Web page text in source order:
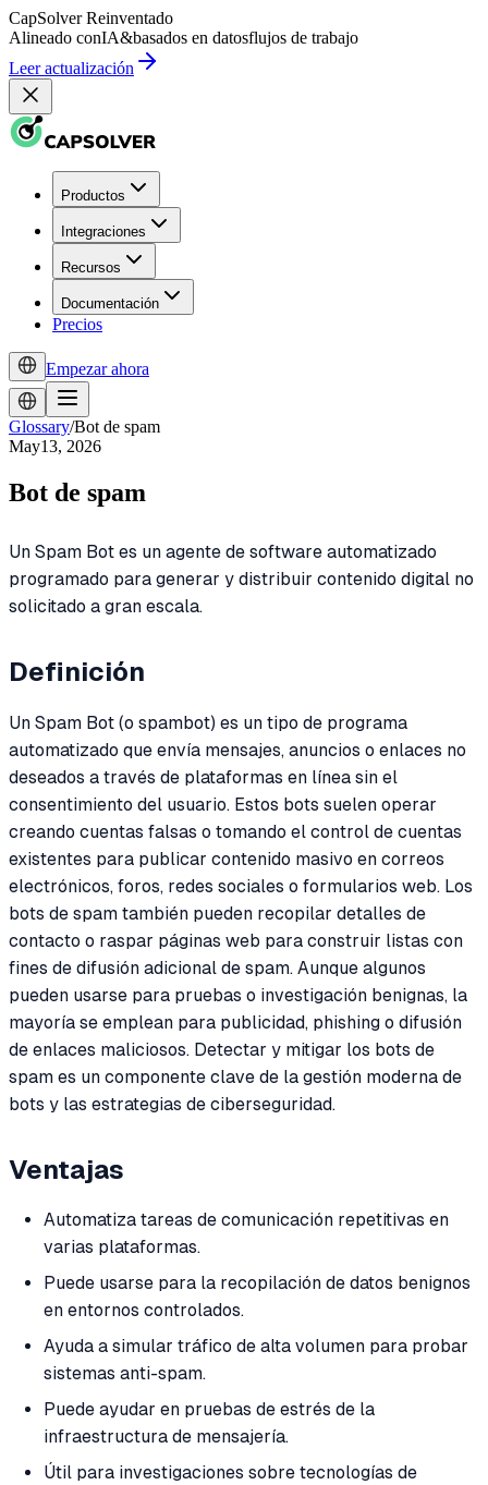
CapSolver Reinventado
Alineado conIA&basados en datosflujos de trabajo
Leer actualización
Productos
Integraciones
Recursos
Documentación
Precios
Empezar ahora
Glossary/Bot de spam
May13, 2026
Bot de spam
Un Spam Bot es un agente de software automatizado
programado para generar y distribuir contenido digital no
solicitado a gran escala.
Definición
Un Spam Bot (o spambot) es un tipo de programa
automatizado que envía mensajes, anuncios o enlaces no
deseados a través de plataformas en línea sin el
consentimiento del usuario. Estos bots suelen operar
creando cuentas falsas o tomando el control de cuentas
existentes para publicar contenido masivo en correos
electrónicos, foros, redes sociales o formularios web. Los
bots de spam también pueden recopilar detalles de
contacto o raspar páginas web para construir listas con
fines de difusión adicional de spam. Aunque algunos
pueden usarse para pruebas o investigación benignas, la
mayoría se emplean para publicidad, phishing o difusión
de enlaces maliciosos. Detectar y mitigar los bots de
spam es un componente clave de la gestión moderna de
bots y las estrategias de ciberseguridad.
Ventajas
Automatiza tareas de comunicación repetitivas en
varias plataformas.
Puede usarse para la recopilación de datos benignos
en entornos controlados.
Ayuda a simular tráfico de alta volumen para probar
sistemas anti-spam.
Puede ayudar en pruebas de estrés de la
infraestructura de mensajería.
Útil para investigaciones sobre tecnologías de